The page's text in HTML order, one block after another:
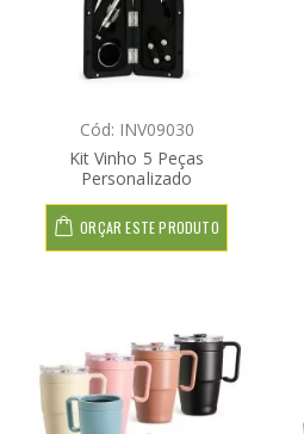
Cód: INV09030
Kit Vinho 5 Peças
Personalizado
ORÇAR ESTE PRODUTO